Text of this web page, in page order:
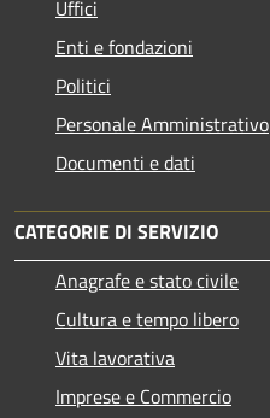
Uffici
Enti e fondazioni
Politici
Personale Amministrativo
Documenti e dati
CATEGORIE DI SERVIZIO
Anagrafe e stato civile
Cultura e tempo libero
Vita lavorativa
Imprese e Commercio